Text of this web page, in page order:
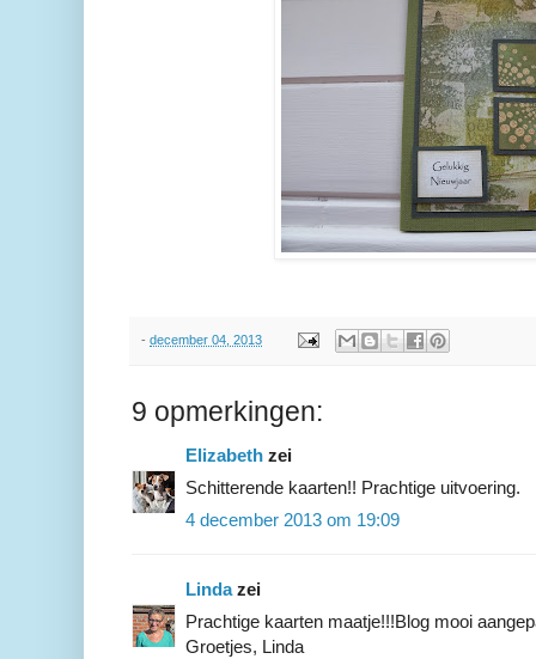
- december 04, 2013
9 opmerkingen:
Elizabeth zei
Schitterende kaarten!! Prachtige uitvoering.
4 december 2013 om 19:09
Lindazei
Prachtige kaarten maatje!!!Blog mooi
Groetjes, Linda